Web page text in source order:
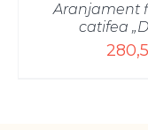
Aranjament
catifea